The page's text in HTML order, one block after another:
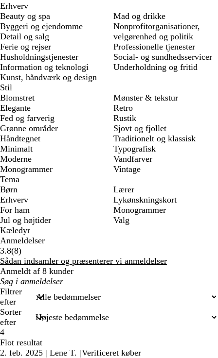
Erhverv
Beauty og spa
Byggeri og ejendomme
Detail og salg
Ferie og rejser
Husholdningstjenester
Information og teknologi
Kunst, håndværk og design
Mad og drikke
Nonprofitorganisationer,
velgørenhed og politik
Professionelle tjenester
Social- og sundhedsservicer
Underholdning og fritid
Stil
Blomstret
Elegante
Fed og farverig
Grønne områder
Håndtegnet
Minimalt
Moderne
Monogrammer
Mønster & tekstur
Retro
Rustik
Sjovt og fjollet
Traditionelt og klassisk
Typografisk
Vandfarver
Vintage
Tema
Børn
Erhverv
For ham
Jul og højtider
Kæledyr
Lærer
Lykønskningskort
Monogrammer
Valg
Anmeldelser
3.8(88
anmeldelser
)
Sådan indsamler og præsenterer vi anmeldelser
Anmeldt af 8 kunder
Min
søgetekst
Filtrer
efter
Sorter
efter
4
Flot resultat
2. feb. 2025 | Lene T. |Verificeret køber